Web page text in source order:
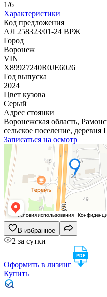
1/6
Характеристики
Код предложения
АЛ 258323/01-24 ВРЖ
Город
Воронеж
VIN
X89927240R0JE6026
Год выпуска
2024
Цвет кузова
Серый
Адрес стоянки
Воронежская область,
сельское поселение,
Записаться на осмотр
В избранное
2 за сутки
Оформить в лизинг
Купить